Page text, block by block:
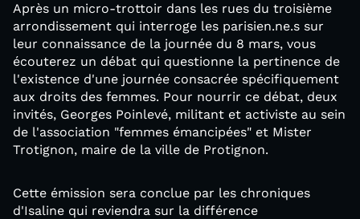
Après un micro-trottoir dans les rues du troisième
arrondissement qui interroge les parisien.ne.s sur
leur connaissance de la journée du 8 mars, vous
écouterez un débat qui questionne la pertinence de
l'existence d'une journée consacrée spécifiquement
aux droits des femmes. Pour nourrir ce débat, deux
invités, Georges Poinlevé, militant et activiste au sein
de l'association "femmes émancipées" et Mister
Trotignon, maire de la ville de Protignon.
Cette émission sera conclue par les chroniques
d'Isaline qui reviendra sur la différence